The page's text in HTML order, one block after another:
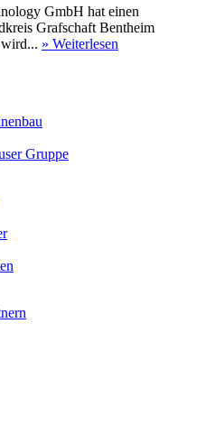
GmbH hat einen
Grafschaft Bentheim
wird... » Weiterlesen
Gruppe